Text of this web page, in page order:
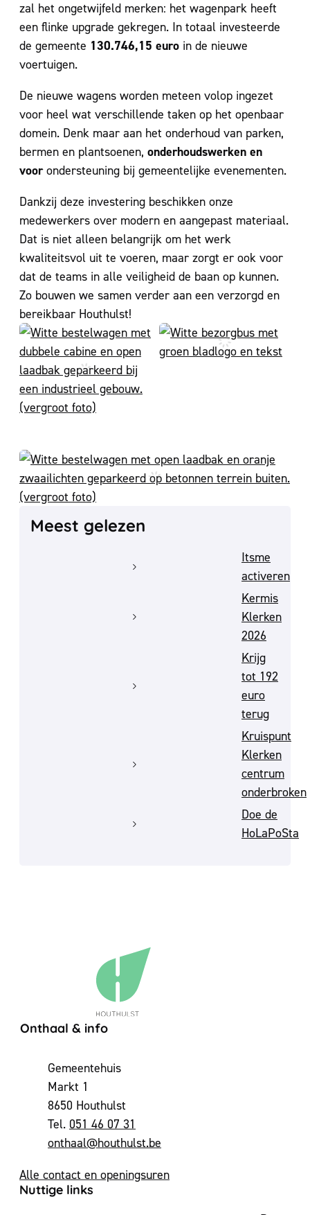
zal het ongetwijfeld merken: het wagenpark heeft
een flinke upgrade gekregen. In totaal investeerde
de gemeente 130.746,15 euro in de nieuwe
voertuigen.
De nieuwe wagens worden meteen volop ingezet
voor heel wat verschillende taken op het openbaar
domein. Denk maar aan het onderhoud van parken,
bermen en plantsoenen, onderhoudswerken en
voorondersteuning bij gemeentelijke evenementen.
Dankzij deze investering beschikken onze
medewerkers over modern en aangepast materiaal.
Dat is niet alleen belangrijk om het werk
kwaliteitsvol uit te voeren, maar zorgt er ook voor
dat de teams in alle veiligheid de baan op kunnen.
Zo bouwen we samen verder aan een verzorgd en
bereikbaar Houthulst!
Meest gelezen
Itsme
activeren
Kermis
Klerken
2026
Krijg
tot 192
euro
terug
Kruispunt
Klerken
centrum
onderbroken
Doe de
HoLaPoSta
Contact & openingsuren
Onthaal & info
AdresGemeentehuis
Markt 1
,8650 Houthulst
051 46 07 31
E-mailonthaal@houthulst.be
Alle contact en openingsuren
Nuttige links